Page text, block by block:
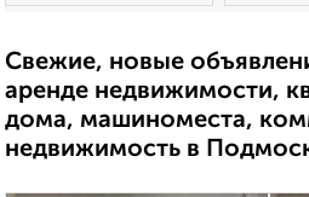
Свежие, новые
аренде недвижимости,
дома, машиноместа,
недвижимость в